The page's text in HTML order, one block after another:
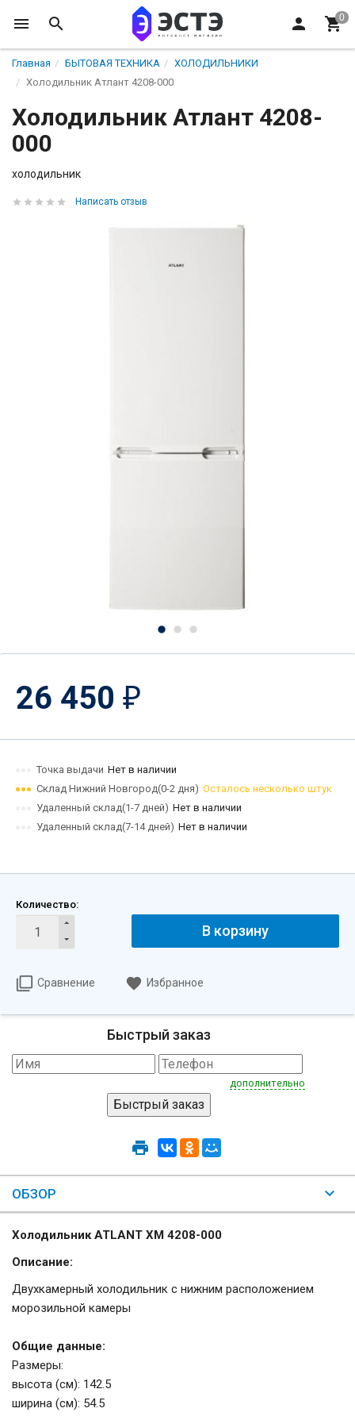
Главная БЫТОВАЯ ТЕХНИКА
ХОЛОДИЛЬНИКИ
Холодильник Атлант 4208-000
Холодильник Атлант 4208-
000
холодильник
Написать отзыв
26 450 ₽
Точка выдачи Нет в наличии
Склад Нижний Новгород(0-2 дня) Осталось несколько штук
Удаленный склад(1-7 дней) Нет в наличии
Удаленный склад(7-14 дней) Нет в наличии
Количество:
В корзину
Сравнение Избранное
Быстрый заказ
дополнительно
ОБЗОР
Холодильник ATLANT ХМ 4208-000
Описание:
Двухкамерный холодильник с нижним расположением
морозильной камеры
Общие данные:
Размеры:
высота (см): 142.5
ширина (см): 54.5